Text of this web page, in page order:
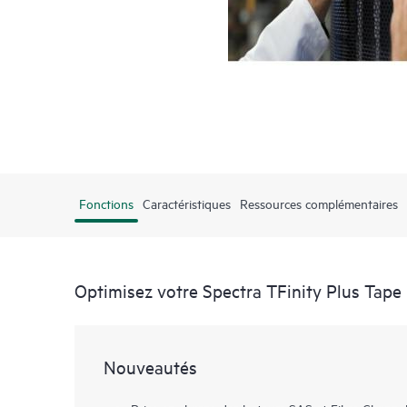
Fonctions Caractéristiques Ressources complémentaires
Optimisez votre Spectra TFinity Plus
Nouveautés